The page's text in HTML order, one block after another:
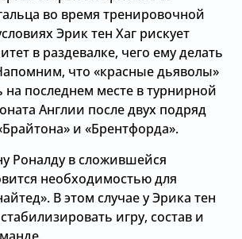
во время тренировочной
Эрик тен Хаг рискует
в раздевалке, чего ему делать
что «красные дьяволы»
последнем месте в турнирной
Англии после двух подряд
и «Брентфорда».
Роналду в сложившейся
необходимостью для
В этом случае у Эрика тен
игру, состав и